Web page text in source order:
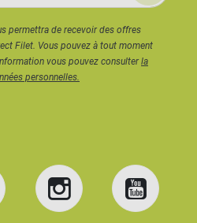
permettra de recevoir des offres
Filet. Vous pouvez à tout moment
vous pouvez consulterla
personnelles.